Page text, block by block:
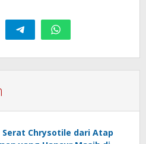
Serat Chrysotile dari Atap